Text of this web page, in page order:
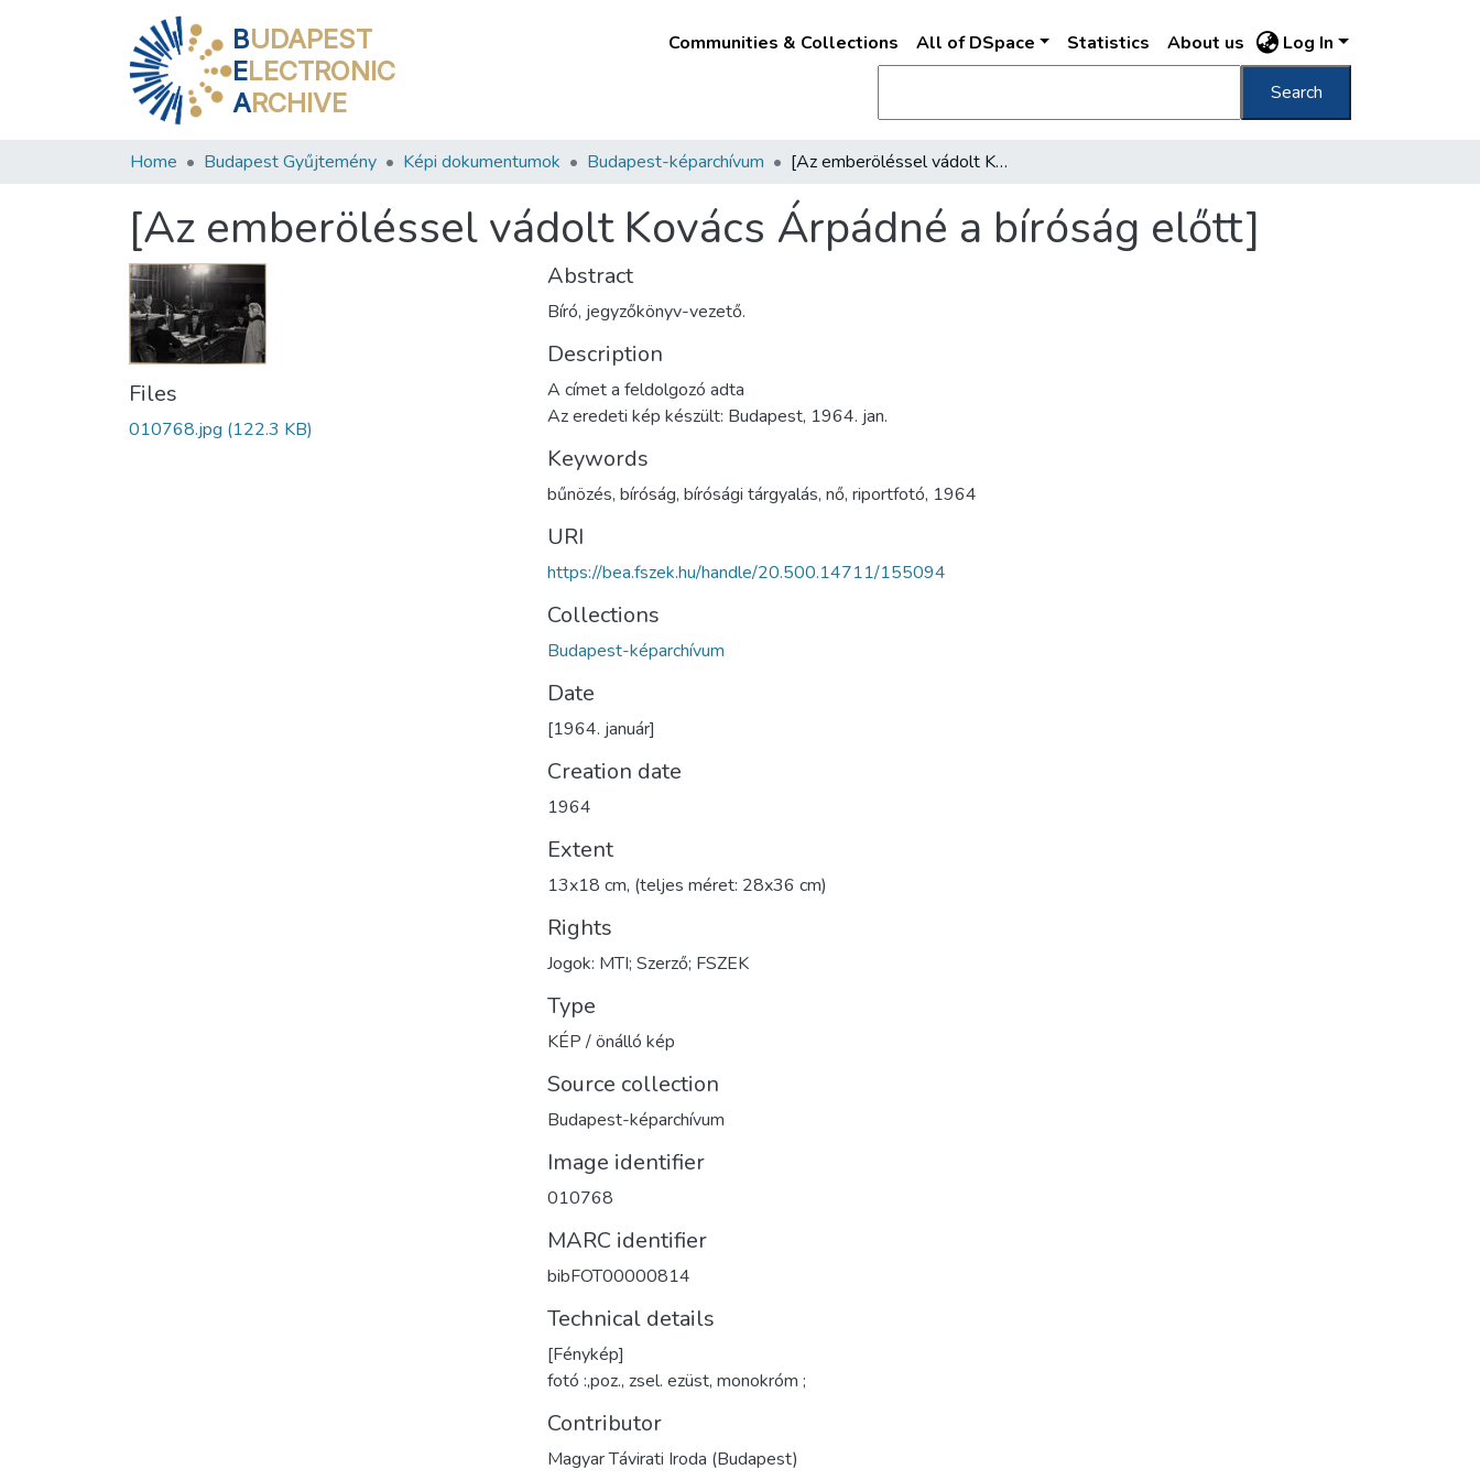
BUDAPEST
ELECTRONIC
ARCHIVE
Communities & Collections All of DSpace Statistics About us Log In
Search
Home Budapest Gyűjtemény Képi dokumentumok Budapest-képarchívum [Az emberöléssel vádolt Kovács Árpádné a bíróság előtt]
[Az emberöléssel vádolt Kovács Árpádné a bíróság előtt]
Files
010768.jpg (122.3 KB)
Abstract
Bíró, jegyzőkönyv-vezető.
Description
A címet a feldolgozó adta
Az eredeti kép készült: Budapest, 1964. jan.
Keywords
bűnözés, bíróság, bírósági tárgyalás, nő, riportfotó, 1964
URI
https://bea.fszek.hu/handle/20.500.14711/155094
Collections
Budapest-képarchívum
Date
[1964. január]
Creation date
1964
Extent
13x18 cm, (teljes méret: 28x36 cm)
Rights
Jogok: MTI; Szerző; FSZEK
Type
KÉP / önálló kép
Source collection
Budapest-képarchívum
Image identifier
010768
MARC identifier
bibFOT00000814
Technical details
[Fénykép]
fotó :,poz., zsel. ezüst, monokróm ;
Contributor
Magyar Távirati Iroda (Budapest)